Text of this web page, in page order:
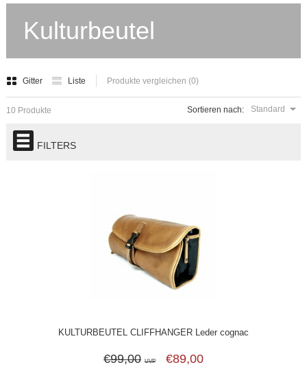
Kulturbeutel
Gitter Liste Produkte vergleichen (0)
Sortieren nach: Standard
10 Produkte
FILTERS
KULTURBEUTEL CLIFFHANGER Leder cognac
€99,00 UVP €89,00